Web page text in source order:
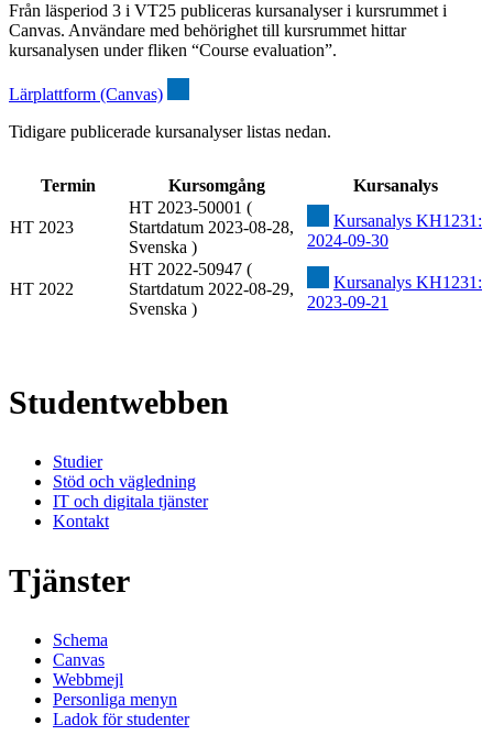
Från läsperiod 3 i VT25 publiceras kursanalyser i kursrummet i
Canvas. Användare med behörighet till kursrummet hittar
kursanalysen under fliken “Course evaluation”.
Lärplattform (Canvas)
Tidigare publicerade kursanalyser listas nedan.
Termin Kursomgång Kursanalys
HT 2023
HT 2023-50001 (
Startdatum 2023-08-28,
Svenska )
Kursanalys KH1231:
2024-09-30
HT 2022
HT 2022-50947 (
Startdatum 2022-08-29,
Svenska )
Kursanalys KH1231:
2023-09-21
Studentwebben
Studier
Stöd och vägledning
IT och digitala tjänster
Kontakt
Tjänster
Schema
Canvas
Webbmejl
Personliga menyn
Ladok för studenter